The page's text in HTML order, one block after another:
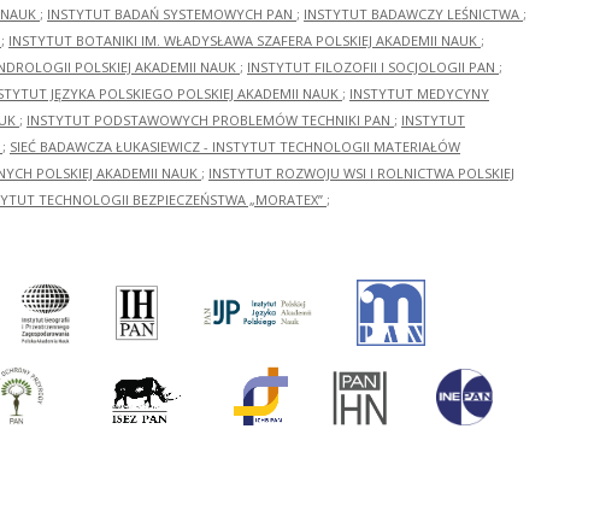
; INSTYTUT BADAŃ SYSTEMOWYCH PAN ; INSTYTUT BADAWCZY LEŚNICTWA ;
; INSTYTUT BOTANIKI IM. WŁADYSŁAWA SZAFERA POLSKIEJ AKADEMII NAUK ;
POLSKIEJ AKADEMII NAUK ; INSTYTUT FILOZOFII I SOCJOLOGII PAN ;
JĘZYKA POLSKIEGO POLSKIEJ AKADEMII NAUK ; INSTYTUT MEDYCYNY
; INSTYTUT PODSTAWOWYCH PROBLEMÓW TECHNIKI PAN ; INSTYTUT
; SIEĆ BADAWCZA ŁUKASIEWICZ - INSTYTUT TECHNOLOGII MATERIAŁÓW
POLSKIEJ AKADEMII NAUK ; INSTYTUT ROZWOJU WSI I ROLNICTWA POLSKIEJ
TECHNOLOGII BEZPIECZEŃSTWA „MORATEX” ;